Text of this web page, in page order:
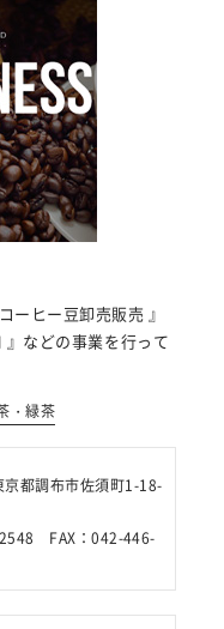
ーヒー豆卸売販売 』
』などの事業を行って
・緑茶
都調布市佐須町1-18-
FAX：042-446-